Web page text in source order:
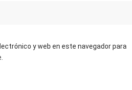
y web en este navegador para